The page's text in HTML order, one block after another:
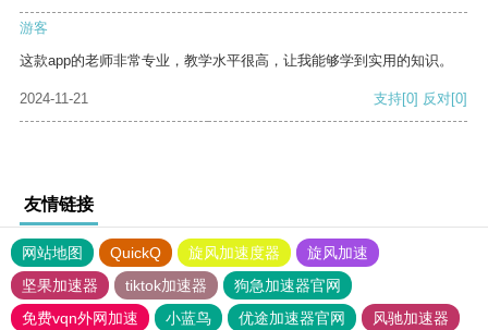
游客
这款app的老师非常专业，教学水平很高，让我能够学到实用的知识。
2024-11-21 支持[0] 反对[0]
友情链接
网站地图 QuickQ 旋风加速度器
旋风加速
坚果加速器
tiktok加速器
狗急加速器官网
免费vqn外网加速
小蓝鸟 优途加速器官网
风驰加速器